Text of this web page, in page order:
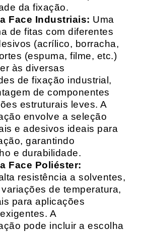
da fixação.
Face Industriais: Uma
de fitas com diferentes
(acrílico, borracha,
(espuma, filme, etc.)
às diversas
de fixação industrial,
de componentes
estruturais leves. A
envolve a seleção
e adesivos ideais para
garantindo
e durabilidade.
Face Poliéster:
resistência a solventes,
de temperatura,
para aplicações
A
pode incluir a escolha